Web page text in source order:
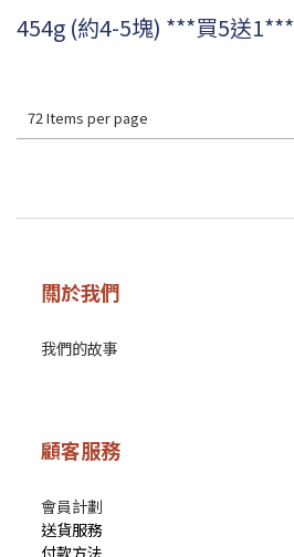
454g (約4-5塊) ***買5送1***
72 Items per page
關於我們
我們的故事
顧客服務
會員計劃
送貨服務
付款方法